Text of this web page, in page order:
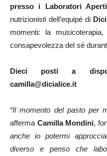
presso i Laboratori Aperti
nutrizionisti dell’equipé di
momenti: la
consapevolezza del sé
Dieci posti a
camilla@dicialice.it
“Il momento del pasto per
afferma Camilla Mondini,
anche io potermi
diverso e penso che